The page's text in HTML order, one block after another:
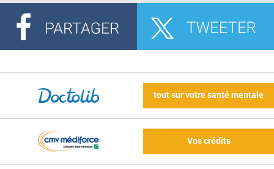
tout sur votre santé mentale
Vos crédits